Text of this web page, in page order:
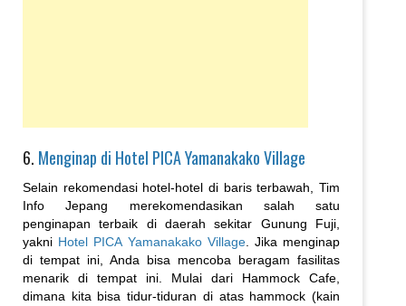
6. Menginap di Hotel PICA Yamanakako Village
Selain rekomendasi hotel-hotel di baris terbawah, Tim
Info Jepang merekomendasikan salah satu
penginapan terbaik di daerah sekitar Gunung Fuji,
yakni Hotel PICA Yamanakako Village. Jika menginap
di tempat ini, Anda bisa mencoba beragam fasilitas
menarik di tempat ini. Mulai dari Hammock Cafe,
dimana kita bisa tidur-tiduran di atas hammock (kain